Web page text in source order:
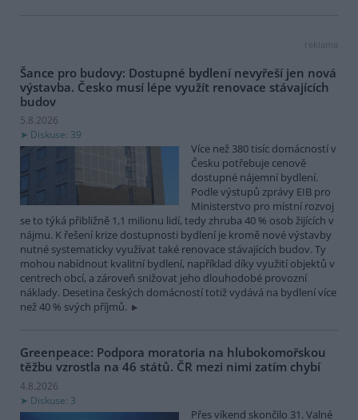
reklama
Šance pro budovy: Dostupné bydlení nevyřeší jen nová
výstavba. Česko musí lépe využít renovace stávajících
budov
5.8.2026
Diskuse: 39
Více než 380 tisíc domácností v
Česku potřebuje cenově
dostupné nájemní bydlení.
Podle výstupů zprávy EIB pro
Ministerstvo pro místní rozvoj
se to týká přibližně 1,1 milionu lidí, tedy zhruba 40 % osob žijících v
nájmu. K řešení krize dostupnosti bydlení je kromě nové výstavby
nutné systematicky využívat také renovace stávajících budov. Ty
mohou nabídnout kvalitní bydlení, například díky využití objektů v
centrech obcí, a zároveň snižovat jeho dlouhodobé provozní
náklady. Desetina českých domácností totiž vydává na bydlení více
než 40 % svých příjmů.
Greenpeace: Podpora moratoria na hlubokomořskou
těžbu vzrostla na 46 států. ČR mezi nimi zatím chybí
4.8.2026
Diskuse: 3
Přes víkend skončilo 31. Valné